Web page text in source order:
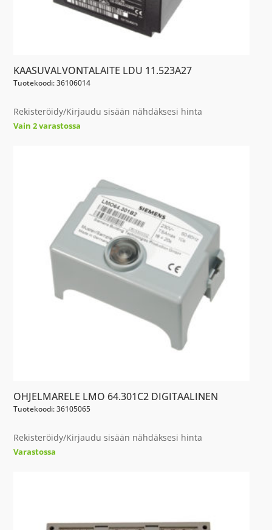
KAASUVALVONTALAITE LDU 11.523A27
Tuotekoodi: 36106014
Rekisteröidy/Kirjaudu sisään nähdäksesi hinta
Vain 2 varastossa
OHJELMARELE LMO 64.301C2 DIGITAALINEN
Tuotekoodi: 36105065
Rekisteröidy/Kirjaudu sisään nähdäksesi hinta
Varastossa